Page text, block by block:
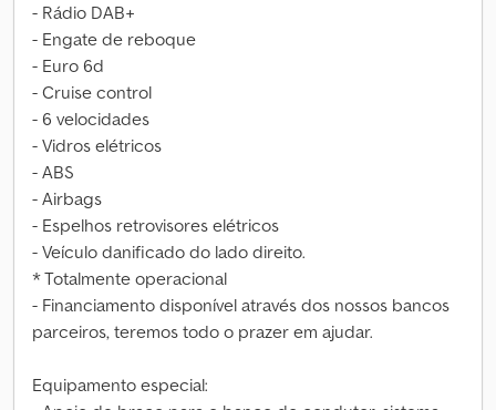
- Rádio DAB+
- Engate de reboque
- Euro 6d
- Cruise control
- 6 velocidades
- Vidros elétricos
- ABS
- Airbags
- Espelhos retrovisores elétricos
- Veículo danificado do lado direito.
* Totalmente operacional
- Financiamento disponível através dos nossos bancos
parceiros, teremos todo o prazer em ajudar.
Equipamento especial: